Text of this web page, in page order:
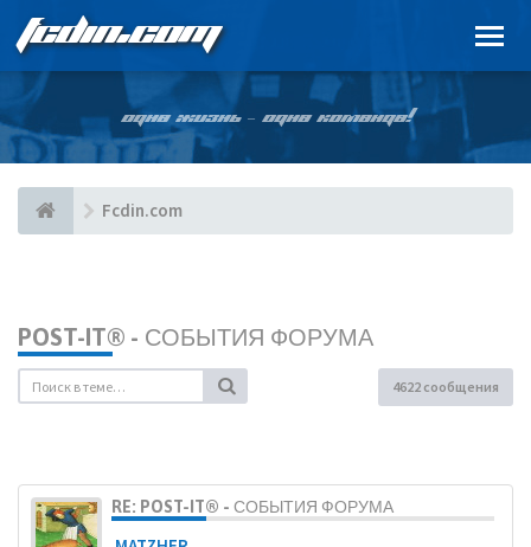
FCDIN.COM
ОДНА ЖИЗНЬ – ОДНА КОМАНДА!
Fcdin.com
POST-IT® - СОБЫТИЯ ФОРУМА
4622 сообщения
RE: POST-IT® - СОБЫТИЯ ФОРУМА